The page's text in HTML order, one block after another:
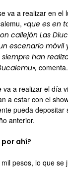
va a realizar en el
«que es en
callejón Las
escenario móvil
han
comenta.
va a realizar el día
a estar con el
pueda depositar
anterior.
ahí?
pesos, lo que se